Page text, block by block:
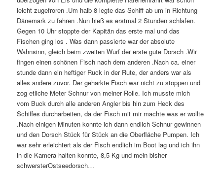
leicht zugefroren .Um halb 8 legte das Schiff ab um in Richtung
Dänemark zu fahren .Nun hieß es erstmal 2 Stunden schlafen.
Gegen 10 Uhr stoppte der Kapitän das erste mal und das
Fischen ging los . Was dann passierte war der absolute
Wahnsinn, gleich beim zweiten Wurf der erste gute Dorsch .Wir
fingen einen schönen Fisch nach dem anderen .Nach ca. einer
stunde dann ein heftiger Ruck in der Rute, der anders war als
alles andere zuvor. Der geharkte Fisch war nicht zu stoppen und
zog etliche Meter Schnur von meiner Rolle. Ich musste mich
vom Buck durch alle anderen Angler bis hin zum Heck des
Schiffes durcharbeiten, da der Fisch mit mir machte was er wollte
.Nach einigen Minuten konnte ich dann endlich Schnur gewinnen
und den Dorsch Stück für Stück an die Oberfläche Pumpen. Ich
war sehr erleichtert als der Fisch endlich im Boot lag und ich ihn
in die Kamera halten konnte, 8,5 Kg und mein bisher
schwersterOstseedorsch…